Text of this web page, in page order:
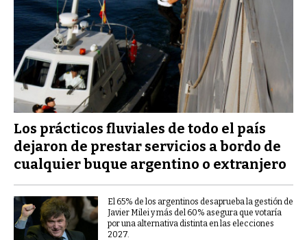
Los prácticos fluviales de todo el país
dejaron de prestar servicios a bordo de
cualquier buque argentino o extranjero
El 65% de los argentinos desaprueba la gestión de
Javier Milei y más del 60% asegura que votaría
por una alternativa distinta en las elecciones
2027.